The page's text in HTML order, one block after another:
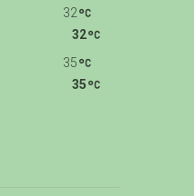
32
32
35
35